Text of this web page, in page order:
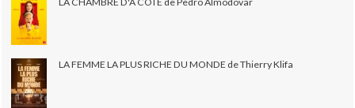
LA FEMME LA PLUS RICHE DU MONDE de Thierry Klifa